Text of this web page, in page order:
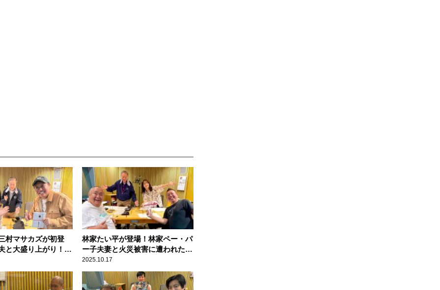
村マサカズが初登
と大盛り上がり！
林家たい平が登場！林家ペー・パ
ー子夫妻と火災被害に遭われた
方々への応援を呼びかける『高田
文夫のラジオビバリー昼ズ』
2025.10.17